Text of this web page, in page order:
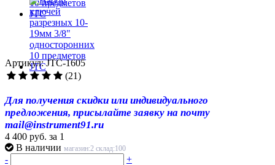
Артикул: JTC-1605
(21)
Для получения скидки или индивидуального
предложения, присылайте заявку на почту
mail@instrument91.ru
4 400 руб. за 1
В наличии магазин:2 склад:100
- +